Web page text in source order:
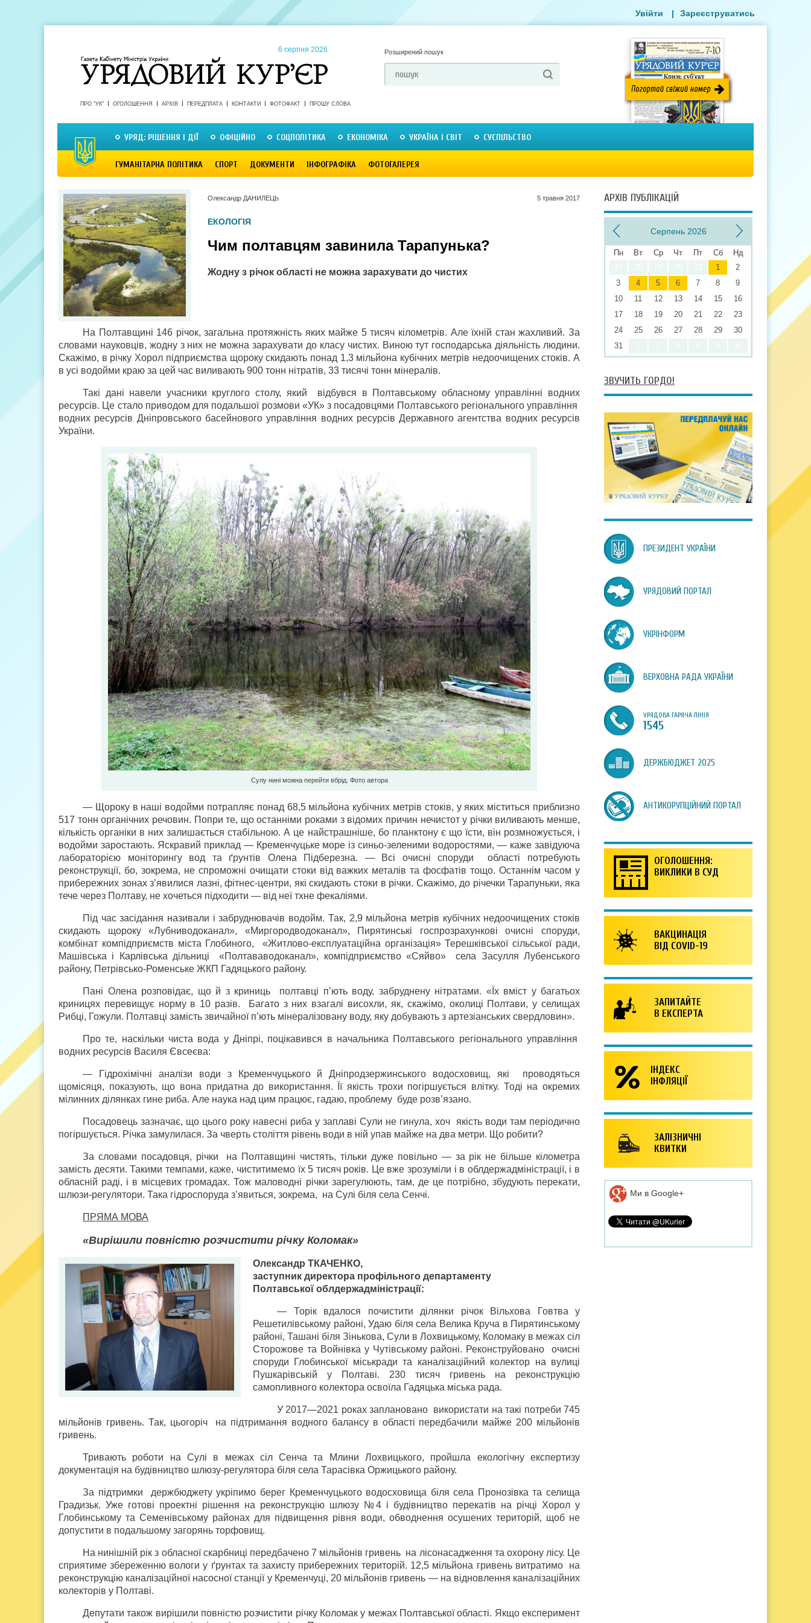
6 серпня 2026 Розширений пошук
ПРО "УК" ОГОЛОШЕННЯ АРХІВ ПЕРЕДПЛАТА КОНТАКТИ ФОТОФАКТ ПРОШУ СЛОВА
УРЯД: РІШЕННЯ І ДІЇ ОФІЦІЙНО СОЦПОЛІТИКА ЕКОНОМІКА УКРАЇНА І СВІТ СУСПІЛЬСТВО
ГУМАНІТАРНА ПОЛІТИКА СПОРТ ДОКУМЕНТИ ІНФОГРАФІКА ФОТОГАЛЕРЕЯ
Увійти | Зареєструватись
Олександр ДАНИЛЕЦЬ 5 травня 2017
ЕКОЛОГІЯ
Чим полтавцям завинила Тарапунька?
Жодну з річок області не можна зарахувати до чистих
На Полтавщині 146 річок, загальна протяжність яких майже 5 тисяч кілометрів. Але їхній стан жахливий. За
словами науковців, жодну з них не можна зарахувати до класу чистих. Виною тут господарська діяльність людини.
Скажімо, в річку Хорол підприємства щороку скидають понад 1,3 мільйона кубічних метрів недоочищених стоків. А
в усі водойми краю за цей час виливають 900 тонн нітратів, 33 тисячі тонн мінералів.
Такі дані навели учасники круглого столу, який відбувся в Полтавському обласному управлінні водних
ресурсів. Це стало приводом для подальшої розмови «УК» з посадовцями Полтавського регіонального управління
водних ресурсів Дніпровського басейнового управління водних ресурсів Державного агентства водних ресурсів
України.
Сулу нині можна перейти вбрід. Фото автора
— Щороку в наші водойми потрапляє понад 68,5 мільйона кубічних метрів стоків, у яких міститься приблизно
517 тонн органічних речовин. Попри те, що останніми роками з відомих причин нечистот у річки виливають менше,
кількість органіки в них залишається стабільною. А це найстрашніше, бо планктону є що їсти, він розмножується, і
водойми заростають. Яскравий приклад — Кременчуцьке море із синьо-зеленими водоростями, — каже завідуюча
лаборато­рією моніторингу вод та ґрунтів Олена Підберезна. — Всі очисні споруди області потребують
реконструкції, бо, зокрема, не спроможні очищати стоки від важких металів та фосфатів тощо. Останнім часом у
прибережних зонах з’явилися лазні, фітнес-центри, які скидають стоки в річки. Скажімо, до річечки Тарапуньки, яка
тече через Полтаву, не хочеться підходити — від неї тхне фекаліями.
Під час засідання називали і забруднювачів водойм. Так, 2,9 мільйона метрів кубічних недоочищених стоків
скидають щороку «Лубниводоканал», «Миргородводоканал», Пирятинські госпрозрахункові очисні споруди,
комбінат компідприємств міста Глобиного, «Житлово-експлуатаційна організація» Терешківської сільської ради,
Машівська і Карлівська дільниці «Полтававодоканал», компідприємство «Сяйво» села Засулля Лубенського
району, Петрівсько-Роменське ЖКП Гадяцького району.
Пані Олена розповідає, що й з криниць полтавці п’ють воду, забруднену нітратами. «Їх вміст у багатьох
криницях перевищує норму в 10 разів. Багато з них взагалі висохли, як, скажімо, околиці Полтави, у селищах
Рибці, Гожули. Полтавці замість звичайної п’ють мінералізовану воду, яку добувають з артезіанських свердловин».
Про те, наскільки чиста вода у Дніпрі, поцікавився в начальника Полтавського регіонального управління
водних ресурсів Василя Євсеєва:
— Гідрохімічні аналізи води з Кременчуцького й Дніпродзержинського водосховищ, які проводяться
щомісяця, показують, що вона придатна до використання. Її якість трохи погіршується влітку. Тоді на окремих
мілинних ділянках гине риба. Але наука над цим працює, гадаю, проблему буде розв’язано.
Посадовець зазначає, що цього року навесні риба у заплаві Сули не гинула, хоч якість води там періодично
погіршується. Річка замулилася. За чверть століття рівень води в ній упав майже на два метри. Що робити?
За словами посадовця, річки на Полтавщині чистять, тільки дуже повільно — за рік не більше кілометра
замість десяти. Такими темпами, каже, чиститимемо їх 5 тисяч років. Це вже зрозуміли і в облдержадміністрації, і в
обласній раді, і в місцевих громадах. Тож маловодні річки зарегулюють, там, де це потрібно, збудують перекати,
шлюзи-регулятори. Така гідроспоруда з’явиться, зокрема, на Сулі біля села Сенчі.
ПРЯМА МОВА
«Вирішили повністю розчистити річку Коломак»
Олександр ТКАЧЕНКО,
заступник директора профільного департаменту
Полтавської облдержадміністрації:
— Торік вдалося почистити ділянки річок Вільхова Говтва у
Решетилівському районі, Удаю біля села Велика Круча в Пирятинському
районі, Ташані біля Зінькова, Сули в Лохвицькому, Коломаку в межах сіл
Сторожове та Войнівка у Чутівському районі. Реконструйовано очисні
споруди Глобинської міськради та каналізаційний колектор на вулиці
Пушкарівській у Полтаві. 230 тисяч гривень на реконструкцію
самопливного колектора освоїла Гадяцька міська рада.
У 2017—2021 роках заплановано використати на такі потреби 745
мільйонів гривень. Так, цьогоріч на підтримання водного балансу в області передбачили майже 200 мільйонів
гривень.
Тривають роботи на Сулі в межах сіл Сенча та Млини Лохвицького, пройшла екологічну експертизу
документація на будівництво шлюзу-регулятора біля села Тарасівка Оржицького району.
За підтримки держбюджету укріпимо берег Кременчуцького водосховища біля села Пронозівка та селища
Градизьк. Уже готові проектні рішення на реконструкцію шлюзу №4 і будівництво перекатів на річці Хорол у
Глобинському та Семенівському районах для підвищення рівня води, обводнення осушених територій, щоб не
допустити в подальшому загорянь торфовищ.
На нинішній рік з обласної скарбниці передбачено 7 мільйонів гривень на лісонасадження та охорону лісу. Це
сприятиме збереженню вологи у ґрунтах та захисту прибережних територій. 12,5 мільйона гривень витратимо на
реконструкцію каналізаційної насосної станції у Кременчуці, 20 мільйонів гривень — на відновлення каналізаційних
колекторів у Полтаві.
Депутати також вирішили повністю розчистити річку Коломак у межах Полтавської області. Якщо експеримент
АРХІВ ПУБЛІКАЦІЙ
Серпень 2026
Пн Вт Ср Чт Пт Сб
Нд
1
2
3
4 5 6 7 8
9
10
11 12 13 14 15
16
17
18 19 20 21 22
23
24
25 26 27 28 29
30
31
ЗВУЧИТЬ ГОРДО!
ПРЕЗИДЕНТ УКРАЇНИ
УРЯДОВИЙ ПОРТАЛ
УКРІНФОРМ
ВЕРХОВНА РАДА УКРАЇНИ
УРЯДОВА ГАРЯЧА ЛІНІЯ
1545
ДЕРЖБЮДЖЕТ 2025
АНТИКОРУПЦІЙНИЙ ПОРТАЛ
ОГОЛОШЕННЯ:
ВИКЛИКИ В СУД
ВАКЦИНАЦІЯ
ВІД COVID-19
ЗАПИТАЙТЕ
В ЕКСПЕРТА
ІНДЕКС
ІНФЛЯЦІЇ
ЗАЛІЗНИЧНІ
КВИТКИ
Ми в Google+